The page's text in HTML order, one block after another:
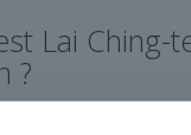
Lai Ching-
?